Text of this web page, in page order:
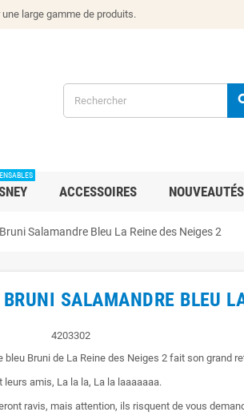
large gamme de produits.
ACCESSOIRES NOUVEAUTÉS
Salamandre Bleu La Reine des Neiges 2
SALAMANDRE BLEU
4203302
bleu Bruni de La Reine des Neiges 2 fait son grand
leurs amis, La la la, La la laaaaaaa.
ravis, mais attention, ils risquent de vous